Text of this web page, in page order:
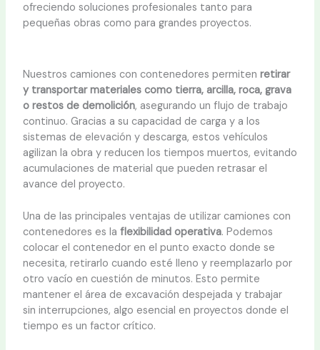
ofreciendo soluciones profesionales tanto para
pequeñas obras como para grandes proyectos.
Nuestros camiones con contenedores permiten retirar
y transportar materiales como tierra, arcilla, roca, grava
o restos de demolición, asegurando un flujo de trabajo
continuo. Gracias a su capacidad de carga y a los
sistemas de elevación y descarga, estos vehículos
agilizan la obra y reducen los tiempos muertos, evitando
acumulaciones de material que pueden retrasar el
avance del proyecto.
Una de las principales ventajas de utilizar camiones con
contenedores es la flexibilidad operativa. Podemos
colocar el contenedor en el punto exacto donde se
necesita, retirarlo cuando esté lleno y reemplazarlo por
otro vacío en cuestión de minutos. Esto permite
mantener el área de excavación despejada y trabajar
sin interrupciones, algo esencial en proyectos donde el
tiempo es un factor crítico.